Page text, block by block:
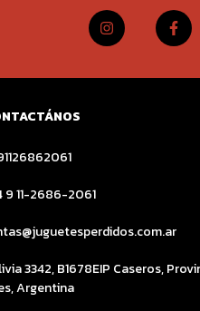
9 11-2686-2061
3342, B1678EIP Caseros,
Argentina